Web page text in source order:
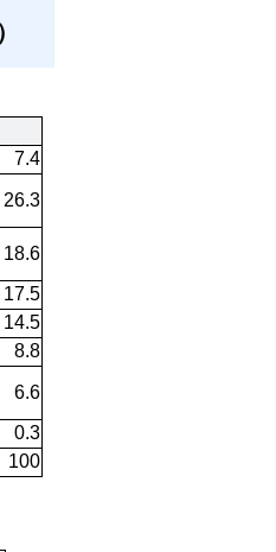
7.4
26.3
18.6
17.5
14.5
8.8
6.6
0.3
100